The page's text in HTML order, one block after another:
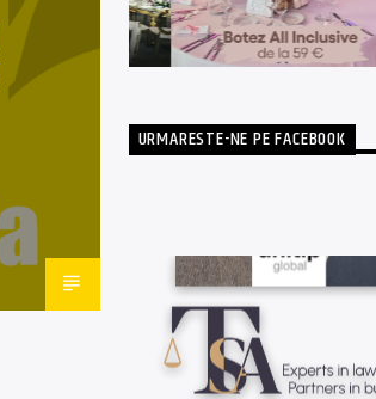
URMARESTE-NE PE FACEBOOK